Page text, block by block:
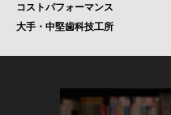
コストパフォーマンス
大手・中堅歯科技工所